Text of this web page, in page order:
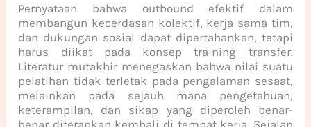
Pernyataan bahwa outbound efektif dalam
membangun kecerdasan kolektif, kerja sama tim,
dan dukungan sosial dapat dipertahankan, tetapi
harus diikat pada konsep training transfer.
Literatur mutakhir menegaskan bahwa nilai suatu
pelatihan tidak terletak pada pengalaman sesaat,
melainkan pada sejauh mana pengetahuan,
keterampilan, dan sikap yang diperoleh benar-
benar diterapkan kembali di tempat kerja. Sejalan